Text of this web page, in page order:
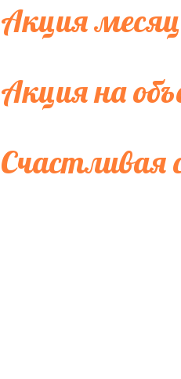
Акция
Акция на
Счастливая